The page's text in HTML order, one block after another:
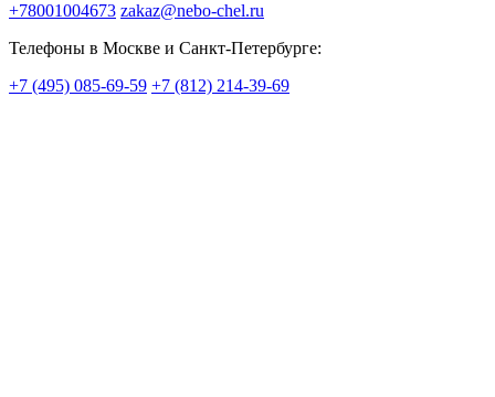
+78001004673 zakaz@nebo-chel.ru
Телефоны в Москве и Санкт-Петербурге:
+7 (495) 085-69-59 +7 (812) 214-39-69